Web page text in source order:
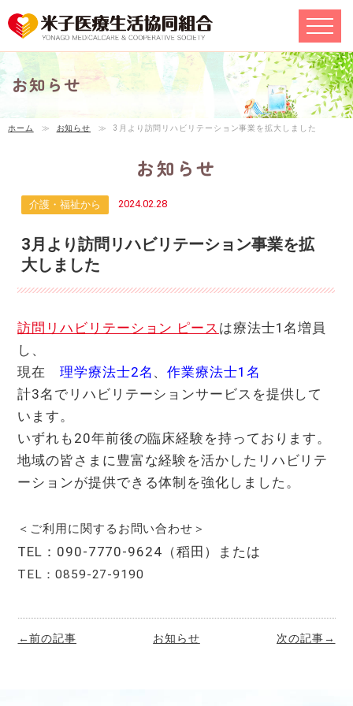
お知らせ
ホーム ≫ お知らせ ≫ 3月より訪問リハビリテーション事業を拡大しました
お知らせ
介護・福祉から 2024.02.28
3月より訪問リハビリテーション事業を拡
大しました
訪問リハビリテーション ピース は療法士1名増員
し、
現在理学療法士2名 、作業療法士1名
計3名でリハビリテーションサービスを提供して
います。
いずれも20年前後の臨床経験を持っております。
地域の皆さまに豊富な経験を活かしたリハビリテ
ーションが提供できる体制を強化しました。
＜ご利用に関するお問い合わせ＞
TEL：090-7770-9624（稻田）または
TEL：0859-27-9190
←前の記事 次の記事→
お知らせ